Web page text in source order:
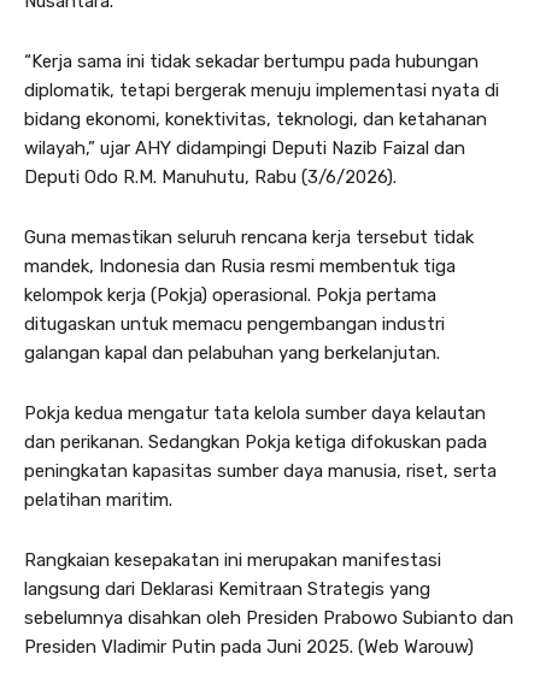
“Kerja sama ini tidak sekadar bertumpu pada hubungan
diplomatik, tetapi bergerak menuju implementasi nyata di
bidang ekonomi, konektivitas, teknologi, dan ketahanan
wilayah,” ujar AHY didampingi Deputi Nazib Faizal dan
Deputi Odo R.M. Manuhutu, Rabu (3/6/2026).
Guna memastikan seluruh rencana kerja tersebut tidak
mandek, Indonesia dan Rusia resmi membentuk tiga
kelompok kerja (Pokja) operasional. Pokja pertama
ditugaskan untuk memacu pengembangan industri
galangan kapal dan pelabuhan yang berkelanjutan.
Pokja kedua mengatur tata kelola sumber daya kelautan
dan perikanan. Sedangkan Pokja ketiga difokuskan pada
peningkatan kapasitas sumber daya manusia, riset, serta
pelatihan maritim.
Rangkaian kesepakatan ini merupakan manifestasi
langsung dari Deklarasi Kemitraan Strategis yang
sebelumnya disahkan oleh Presiden Prabowo Subianto dan
Presiden Vladimir Putin pada Juni 2025. (Web Warouw)